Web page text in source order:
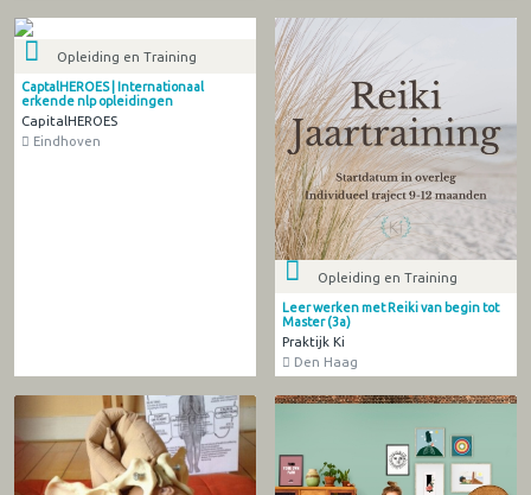
Opleiding en Training
CaptalHEROES | Internationaal
erkende nlp opleidingen
CapitalHEROES
Eindhoven
Opleiding en Training
Leer werken met Reiki van begin tot
Master (3a)
Praktijk Ki
Den Haag